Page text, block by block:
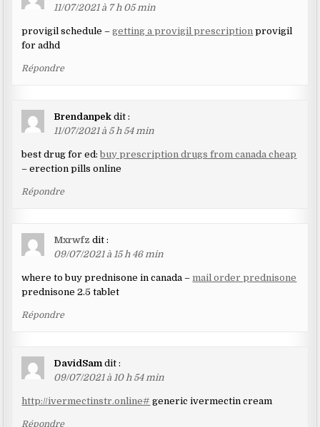
11/07/2021 à 7 h 05 min
provigil schedule –getting a provigil prescription provigil
for adhd
Répondre
Brendanpek dit :
11/07/2021 à 5 h 54 min
best drug for ed:buy prescription drugs from canada cheap
– erection pills online
Répondre
Mxrwfz dit :
09/07/2021 à 15 h 46 min
where to buy prednisone in canada –mail order prednisone
prednisone 2.5 tablet
Répondre
DavidSam dit :
09/07/2021 à 10 h 54 min
http://ivermectinstr.online# generic ivermectin cream
Répondre